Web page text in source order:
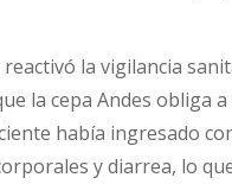
la vigilancia
la cepa Andes obliga
había ingresado
y diarrea, lo